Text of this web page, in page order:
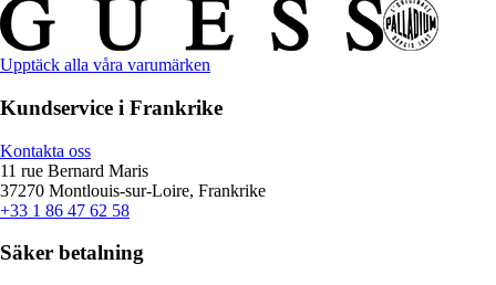
Upptäck alla våra varumärken
Kundservice i Frankrike
Kontakta oss
11 rue Bernard Maris
37270 Montlouis-sur-Loire, Frankrike
+33 1 86 47 62 58
Säker betalning